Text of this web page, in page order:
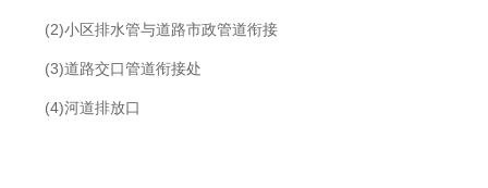
(2)小区排水管与道路市政管道衔接
(3)道路交口管道衔接处
(4)河道排放口